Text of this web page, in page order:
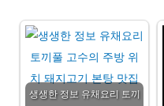
생생한 정보 유채요리 토끼